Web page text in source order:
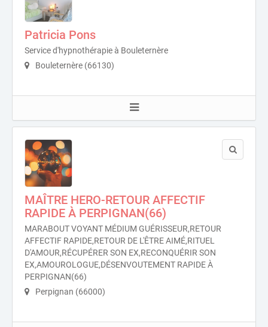
Patricia Pons
Service d'hypnothérapie à Bouleternère
Bouleternère (66130)
MAÎTRE HERO-RETOUR AFFECTIF
RAPIDE À PERPIGNAN(66)
MARABOUT VOYANT MÉDIUM GUÉRISSEUR,RETOUR
AFFECTIF RAPIDE,RETOUR DE L'ÊTRE AIMÉ,RITUEL
D'AMOUR,RÉCUPÉRER SON EX,RECONQUÉRIR SON
EX,AMOUROLOGUE,DÉSENVOUTEMENT RAPIDE À
PERPIGNAN(66)
Perpignan (66000)